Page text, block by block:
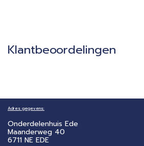
Klantbeoordelingen
Adres gegevens:
Onderdelenhuis Ede
Maanderweg 40
6711 NE EDE